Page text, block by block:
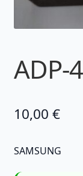
ADP-
10,00 €
SAMSUNG